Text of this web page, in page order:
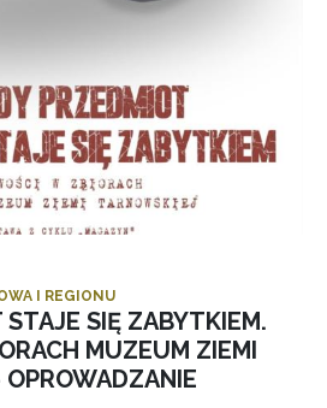
I REGIONU
STAJE SIĘ ZABYTKIEM.
MUZEUM ZIEMI